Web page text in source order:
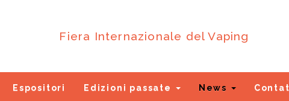
Fiera Internazionale del Vaping
Espositori Edizioni passate News